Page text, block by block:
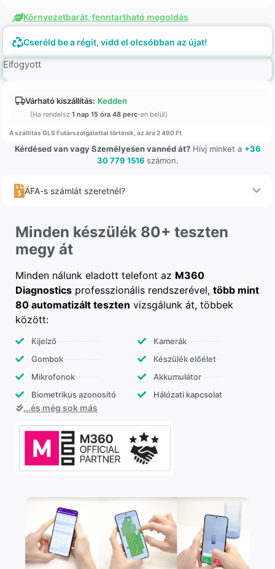
Környezetbarát, fenntartható megoldás
Cseréld be a régit, vidd el olcsóbban az újat!
Elfogyott
Várható kiszállítás: Kedden
(Ha rendelsz 1 nap 15 óra 48 perc-en belül)
A szállítás GLS Futárszolgálattal történik, az ára 2 490 Ft
Kérdésed van vagy Személyesen vannéd át?Hívj minket a +36
30 779 1516 számon.
ÁFA-s számlát szeretnél?
Minden készülék 80+ teszten
megy át
Minden nálunk eladott telefont az M360
Diagnostics professzionális rendszerével, több mint
80 automatizált teszten vizsgálunk át, többek
között:
Kijelző
Gombok
Mikrofonok
Biometrikus azonosító
Kamerák
Készülék előélet
Akkumulátor
Hálózati kapcsolat
...és még sok más